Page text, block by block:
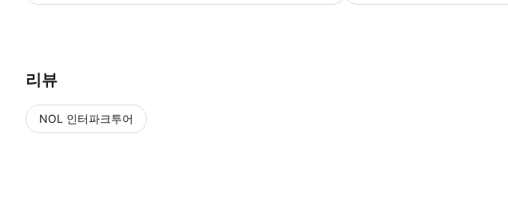
리뷰
NOL 인터파크투어